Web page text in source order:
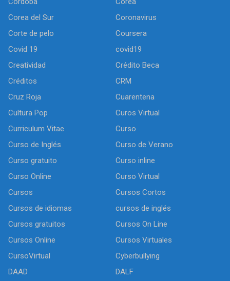
Corea del Sur
Coronavirus
Corte de pelo
Coursera
Covid 19
covid19
Creatividad
Crédito Beca
Créditos
CRM
Cruz Roja
Cuarentena
Cultura Pop
Curos Virtual
Curriculum Vitae
Curso
Curso de Inglés
Curso de Verano
Curso gratuito
Curso inline
Curso Online
Curso Virtual
Cursos
Cursos Cortos
Cursos de idiomas
cursos de inglés
Cursos gratuitos
Cursos On Line
Cursos Online
Cursos Virtuales
CursoVirtual
Cyberbullying
DAAD
DALF